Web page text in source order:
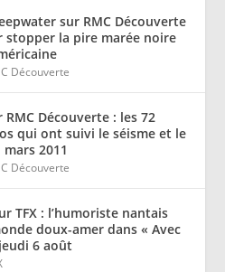
sur RMC Découverte
stopper la pire marée noire
Découverte
RMC Découverte : les 72
qui ont suivi le séisme et le
2011
Découverte
TFX : l’humoriste nantais
doux-amer dans « Avec
6 août